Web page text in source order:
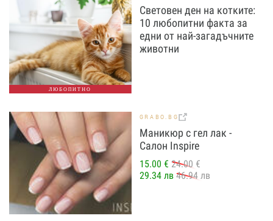
ЛЮБОПИТНО
Световен ден на котките:
10 любопитни факта за
едни от най-загадъчните
животни
GRABO.BG
Маникюр с гел лак -
Салон Inspire
15.00 € 24.00 €
29.34 лв 46.94 лв